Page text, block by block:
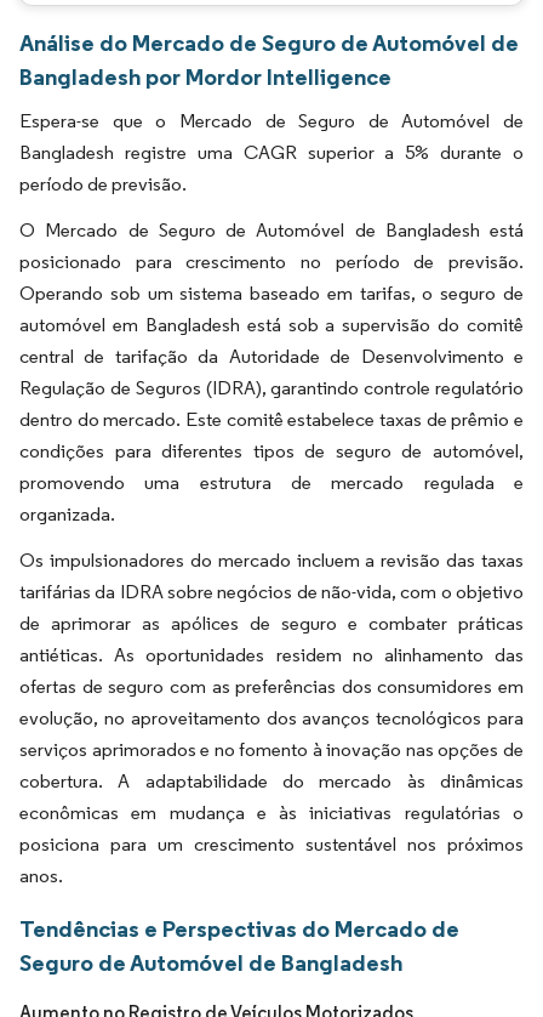
Análise do Mercado de Seguro de Automóvel de
Bangladesh por Mordor Intelligence
Espera-se que o Mercado de Seguro de Automóvel de
Bangladesh registre uma CAGR superior a 5% durante o
período de previsão.
O Mercado de Seguro de Automóvel de Bangladesh está
posicionado para crescimento no período de previsão.
Operando sob um sistema baseado em tarifas, o seguro de
automóvel em Bangladesh está sob a supervisão do comitê
central de tarifação da Autoridade de Desenvolvimento e
Regulação de Seguros (IDRA), garantindo controle regulatório
dentro do mercado. Este comitê estabelece taxas de prêmio e
condições para diferentes tipos de seguro de automóvel,
promovendo uma estrutura de mercado regulada e
organizada.
Os impulsionadores do mercado incluem a revisão das taxas
tarifárias da IDRA sobre negócios de não-vida, com o objetivo
de aprimorar as apólices de seguro e combater práticas
antiéticas. As oportunidades residem no alinhamento das
ofertas de seguro com as preferências dos consumidores em
evolução, no aproveitamento dos avanços tecnológicos para
serviços aprimorados e no fomento à inovação nas opções de
cobertura. A adaptabilidade do mercado às dinâmicas
econômicas em mudança e às iniciativas regulatórias o
posiciona para um crescimento sustentável nos próximos
anos.
Tendências e Perspectivas do Mercado de
Seguro de Automóvel de Bangladesh